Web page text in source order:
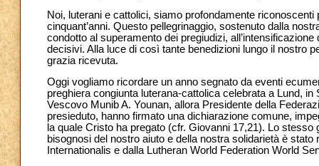
Noi, luterani e cattolici, siamo profondamente
cinquant’anni. Questo pellegrinaggio, sostenuto dalla
condotto al superamento dei pregiudizi,
decisivi. Alla luce di così tante benedizioni lungo il nostro
grazia ricevuta.
Oggi vogliamo ricordare un anno segnato da eventi
preghiera congiunta luterana-cattolica celebrata a Lund,
Vescovo Munib A. Younan, allora Presidente della
presieduto, hanno firmato una dichiarazione comune,
la quale Cristo ha pregato (cfr. Giovanni 17,21). Lo
bisognosi del nostro aiuto e della nostra solidarietà è
Internationalis e dalla Lutheran World Federation World